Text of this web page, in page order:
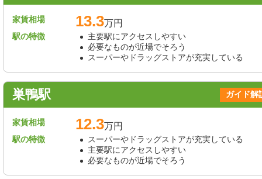
家賃相場 13.3万円
駅の特徴
主要駅にアクセスしやすい
必要なものが近場でそろう
スーパーやドラッグストアが充実している
ガイド解
巣鴨駅
家賃相場 12.3万円
駅の特徴
スーパーやドラッグストアが充実している
主要駅にアクセスしやすい
必要なものが近場でそろう